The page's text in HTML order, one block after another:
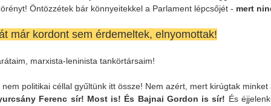
Öntözzétek bár könnyeitekkel a Parlament lépcsőjét - mert
már kordont sem érdemeltek, elnyomottak!
marxista-leninista tankörtársaim!
nem politikai céllal gyűltünk itt össze! Nem azért, mert kirúgtak
Ferenc sír! Most is! És Bajnai Gordon is sír! És